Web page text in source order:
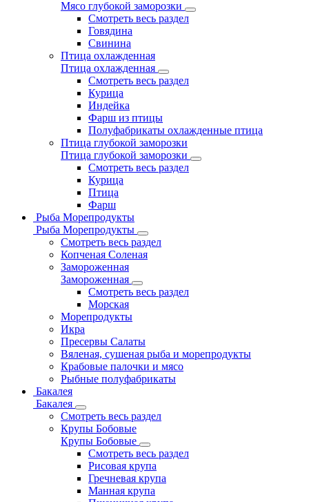
Мясо глубокой заморозки
Смотреть весь раздел
Говядина
Свинина
Птица охлажденная
Птица охлажденная
Смотреть весь раздел
Курица
Индейка
Фарш из птицы
Полуфабрикаты охлажденные птица
Птица глубокой заморозки
Птица глубокой заморозки
Смотреть весь раздел
Курица
Птица
Фарш
Рыба Морепродукты
Рыба Морепродукты
Смотреть весь раздел
Копченая Соленая
Замороженная
Замороженная
Смотреть весь раздел
Морская
Морепродукты
Икра
Пресервы Салаты
Вяленая, сушеная рыба и морепродукты
Крабовые палочки и мясо
Рыбные полуфабрикаты
Бакалея
Бакалея
Смотреть весь раздел
Крупы Бобовые
Крупы Бобовые
Смотреть весь раздел
Рисовая крупа
Гречневая крупа
Манная крупа